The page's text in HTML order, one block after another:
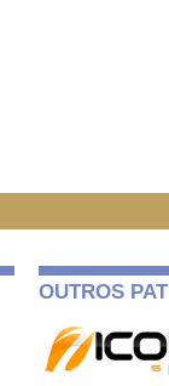
OUTROS